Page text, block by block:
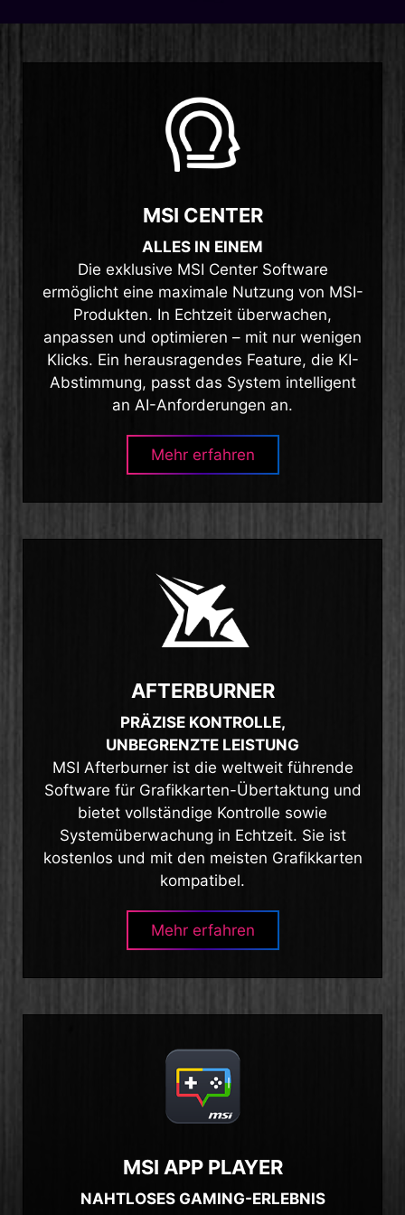
MSI CENTER
ALLES IN EINEM
Die exklusive MSI Center Software
ermöglicht eine maximale Nutzung von MSI-
Produkten. In Echtzeit überwachen,
anpassen und optimieren – mit nur wenigen
Klicks. Ein herausragendes Feature, die KI-
Abstimmung, passt das System intelligent
an AI-Anforderungen an.
Mehr erfahren
AFTERBURNER
PRÄZISE KONTROLLE,
UNBEGRENZTE LEISTUNG
MSI Afterburner ist die weltweit führende
Software für Grafikkarten-Übertaktung und
bietet vollständige Kontrolle sowie
Systemüberwachung in Echtzeit. Sie ist
kostenlos und mit den meisten Grafikkarten
kompatibel.
Mehr erfahren
MSI APP PLAYER
NAHTLOSES GAMING-ERLEBNIS